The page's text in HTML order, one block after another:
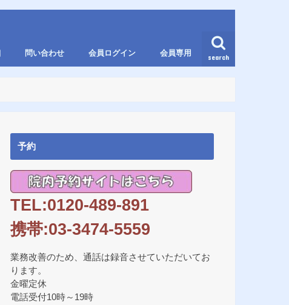
search
問い合わせ 会員ログイン 会員専用
予約
TEL:0120-489-891
携帯:03-3474-5559
業務改善のため、通話は録音させていただいてお
ります。
金曜定休
電話受付10時～19時